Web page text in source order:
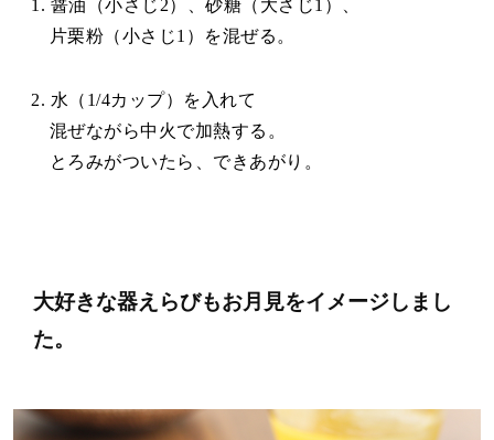
1. 醤油（小さじ2）、砂糖（大さじ1）、
片栗粉（小さじ1）を混ぜる。
2. 水（1/4カップ）を入れて
混ぜながら中火で加熱する。
とろみがついたら、できあがり。
大好きな器えらびもお月見をイメージしまし
た。